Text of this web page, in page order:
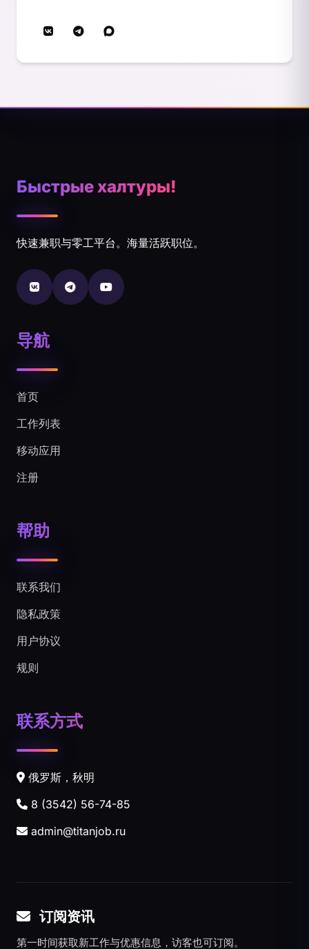
Быстрые халтуры!
快速兼职与零工平台。海量活跃职位。
导航
首页
工作列表
移动应用
注册
帮助
联系我们
隐私政策
用户协议
规则
联系方式
俄罗斯，秋明
8 (3542) 56-74-85
admin@titanjob.ru
订阅资讯
第一时间获取新工作与优惠信息，访客也可订阅。